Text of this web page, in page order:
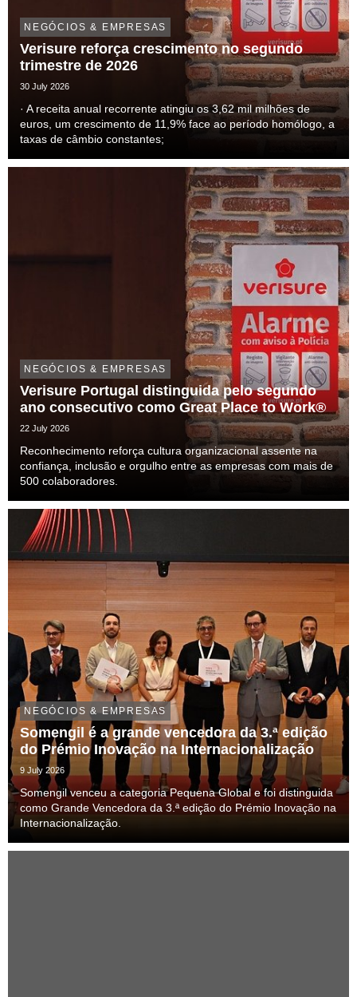
NEGÓCIOS & EMPRESAS
Verisure reforça crescimento no segundo
trimestre de 2026
30 July 2026
· A receita anual recorrente atingiu os 3,62 mil milhões de
euros, um crescimento de 11,9% face ao período homólogo, a
taxas de câmbio constantes;
NEGÓCIOS & EMPRESAS
Verisure Portugal distinguida pelo segundo
ano consecutivo como Great Place to Work®
22 July 2026
Reconhecimento reforça cultura organizacional assente na
confiança, inclusão e orgulho entre as empresas com mais de
500 colaboradores.
NEGÓCIOS & EMPRESAS
Somengil é a grande vencedora da 3.ª edição
do Prémio Inovação na Internacionalização
9 July 2026
Somengil venceu a categoria Pequena Global e foi distinguida
como Grande Vencedora da 3.ª edição do Prémio Inovação na
Internacionalização.